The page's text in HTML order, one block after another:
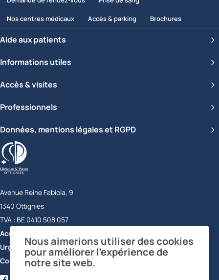
Nos centres médicaux Accès & parking Brochures
Aide aux patients
Informations utiles
Accès & visites
Professionnels
Données, mentions légales et RGPD
Clinique Saint-Pierre Ottignies
Avenue Reine Fabiola, 9
1340 Ottignies
Belgique
TVA : BE 0410 508 057
Accueil
Urgences
+32 10 43 73 56
Contact
Nous aimerions utiliser des cookies
pour améliorer l’expérience de
notre site web.